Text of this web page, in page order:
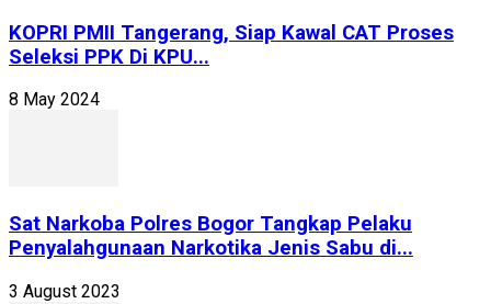
KOPRI PMII Tangerang, Siap Kawal CAT Proses
Seleksi PPK Di KPU...
8 May 2024
Sat Narkoba Polres Bogor Tangkap Pelaku
Penyalahgunaan Narkotika Jenis Sabu di...
3 August 2023